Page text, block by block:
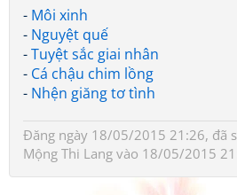
- Môi xinh
- Nguyệt quế
-Tuyệt sắc giai nhân
- Cá chậu chim lồng
- Nhện giăng tơ tình
Đăng ngày 18/05/2015 21:26, đã
Mộng Thi Lang vào 18/05/2015